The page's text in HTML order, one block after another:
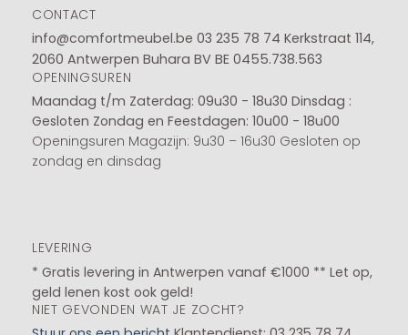
CONTACT
info@comfortmeubel.be 03 235 78 74 Kerkstraat 114,
2060 Antwerpen Buhara BV BE 0455.738.563
OPENINGSUREN
Maandag t/m Zaterdag: 09u30 - 18u30 Dinsdag :
Gesloten Zondag en Feestdagen: 10u00 - 18u00
Openingsuren Magazijn: 9u30 – 16u30 Gesloten op
zondag en dinsdag
LEVERING
* Gratis levering in Antwerpen vanaf €1000 ** Let op,
geld lenen kost ook geld!
NIET GEVONDEN WAT JE ZOCHT?